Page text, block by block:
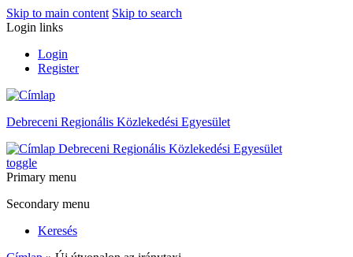
Skip to main content Skip to search
Login links
Login
Register
Debreceni Regionális Közlekedési Egyesület
Debreceni Regionális Közlekedési Egyesület
toggle
Primary menu
Secondary menu
Keresés